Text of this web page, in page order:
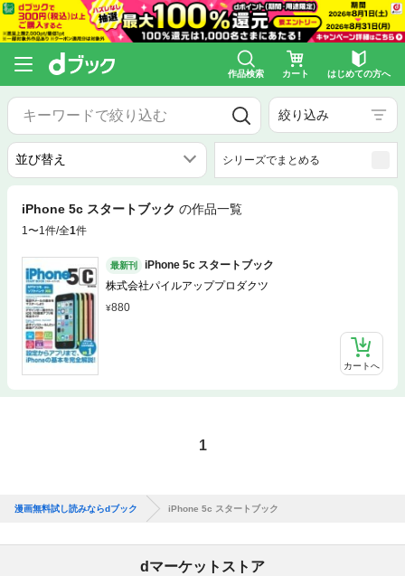
作品検索 カート はじめての方へ
絞り込み
シリーズでまとめる
iPhone 5c スタートブック の作品一覧
1〜1件/全1件
最新刊
iPhone 5c スタートブック
株式会社パイルアッププロダクツ
880
カートへ
1
漫画無料試し読みならdブック iPhone 5c スタートブック
dマーケットストア